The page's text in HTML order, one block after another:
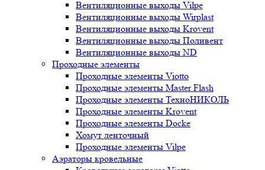
Вентиляционные выходы Vilpe
Вентиляционные выходы Wirplast
Вентиляционные выходы Krovent
Вентиляционные выходы Поливент
Вентиляционные выходы ND
Проходные элементы
Проходные элементы Viotto
Проходные элементы Master Flash
Проходные элементы ТехноНИКОЛЬ
Проходные элементы Krovent
Проходные элементы Docke
Хомут ленточный
Проходные элементы Vilpe
Аэраторы кровельные